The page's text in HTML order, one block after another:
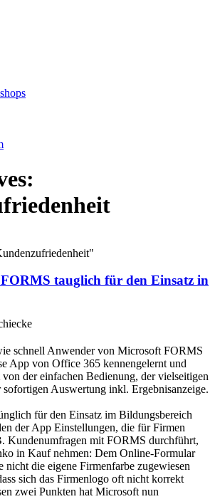
tauglich für den Einsatz in
schnell Anwender von Microsoft FORMS
App von Office 365 kennengelernt und
der einfachen Bedienung, der vielseitigen
Auswertung inkl. Ergebnisanzeige.
für den Einsatz im Bildungsbereich
der App Einstellungen, die für Firmen
Kundenumfragen mit FORMS durchführt,
in Kauf nehmen: Dem Online-Formular
die eigene Firmenfarbe zugewiesen
sich das Firmenlogo oft nicht korrekt
zwei Punkten hat Microsoft nun